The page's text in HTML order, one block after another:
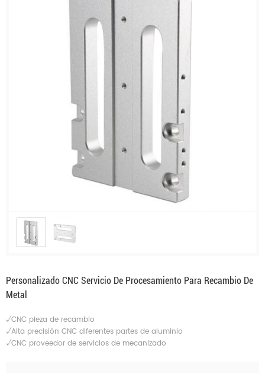
Personalizado CNC Servicio De Procesamiento Para Recambio De
Metal
√CNC pieza de recambio
√Alta precisión CNC diferentes partes de aluminio
√CNC proveedor de servicios de mecanizado